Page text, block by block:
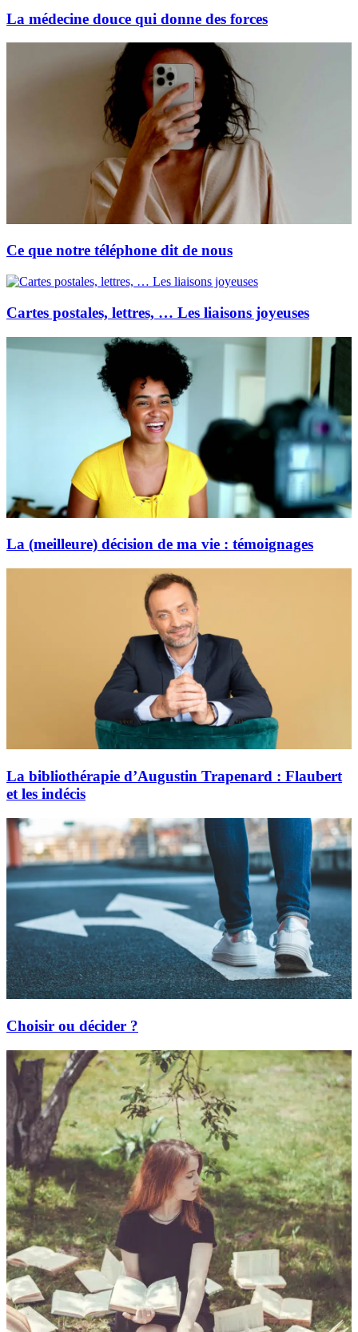
La médecine douce qui donne des forces
Ce que notre téléphone dit de nous
Cartes postales, lettres, … Les liaisons joyeuses
La (meilleure) décision de ma vie : témoignages
La bibliothérapie d’Augustin Trapenard : Flaubert
et les indécis
Choisir ou décider ?